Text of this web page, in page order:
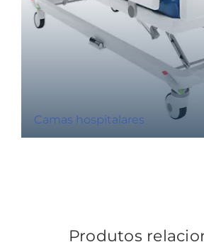
Camas hospitalares
Produtos